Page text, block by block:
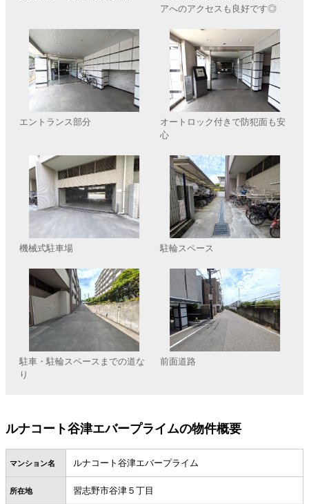
アへのアクセスも良好です◎
エントランス部分
オートロック付きで防犯面も安
心
機械式駐車場 駐輪スペース
駐車・駐輪スペースまでの道な
り
前面道路
ルナコート谷津エバープライムの物件概要
マンション名 ルナコート谷津エバープライム
所在地 習志野市谷津５丁目